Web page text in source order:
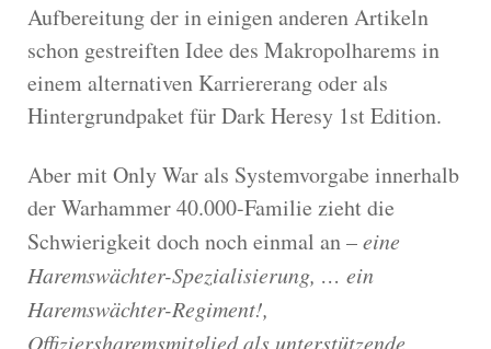
Aufbereitung der in einigen anderen Artikeln
schon gestreiften Idee des Makropolharems in
einem alternativen Karriererang oder als
Hintergrundpaket für Dark Heresy 1st Edition.
Aber mit Only War als Systemvorgabe innerhalb
der Warhammer 40.000-Familie zieht die
Schwierigkeit doch noch einmal an –eine
Haremswächter-Spezialisierung, … ein
Haremswächter-Regiment!,
Offiziersharemsmitglied als unterstützende